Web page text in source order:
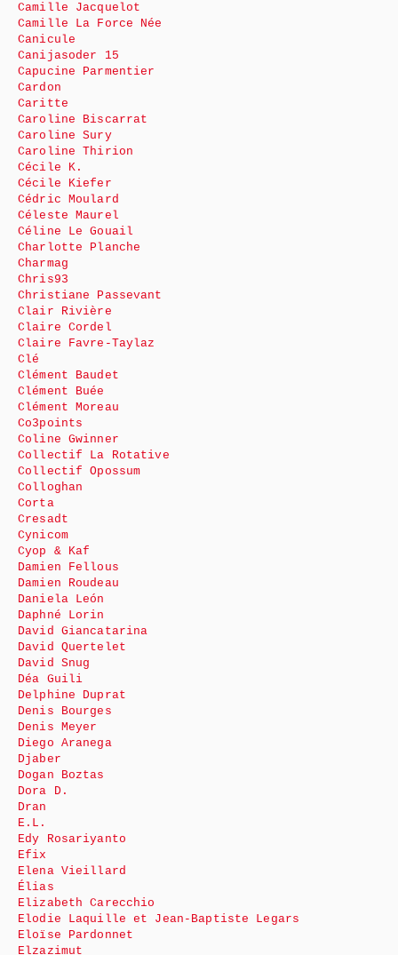
Camille Jacquelot
Camille La Force Née
Canicule
Canijasoder 15
Capucine Parmentier
Cardon
Caritte
Caroline Biscarrat
Caroline Sury
Caroline Thirion
Cécile K.
Cécile Kiefer
Cédric Moulard
Céleste Maurel
Céline Le Gouail
Charlotte Planche
Charmag
Chris93
Christiane Passevant
Clair Rivière
Claire Cordel
Claire Favre-Taylaz
Clé
Clément Baudet
Clément Buée
Clément Moreau
Co3points
Coline Gwinner
Collectif La Rotative
Collectif Opossum
Colloghan
Corta
Cresadt
Cynicom
Cyop & Kaf
Damien Fellous
Damien Roudeau
Daniela León
Daphné Lorin
David Giancatarina
David Quertelet
David Snug
Déa Guili
Delphine Duprat
Denis Bourges
Denis Meyer
Diego Aranega
Djaber
Dogan Boztas
Dora D.
Dran
E.L.
Edy Rosariyanto
Efix
Elena Vieillard
Élias
Elizabeth Carecchio
Elodie Laquille et Jean-Baptiste Legars
Eloïse Pardonnet
Elzazimut